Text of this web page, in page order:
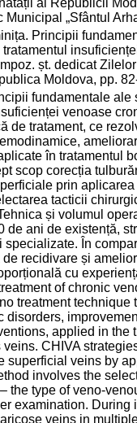
Municipal „Sfântul
Principii
șt. dedicat
Moldova, pp.
fundamentale ale
venoase
de tratament, ce
în tratamentul
scop corecția
prin
tacticii
și volumul
de ani de existență,
specializate. În
de recidivare și
cu
of chronic
treatment
disorders,
applied in the
CHIVA
superficial veins by
involves the
the type of veno-
examination. During
veins in